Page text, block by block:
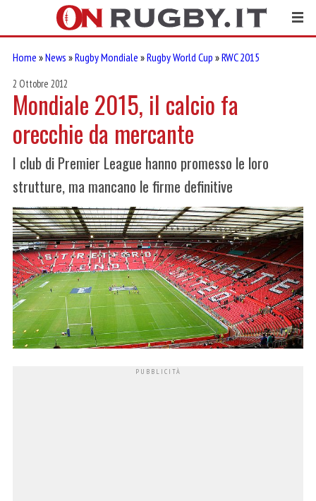
Home »News »Rugby Mondiale »Rugby World Cup »RWC 2015
2 Ottobre 2012
Mondiale 2015, il calcio fa
orecchie da mercante
I club di Premier League hanno promesso le loro
strutture, ma mancano le firme definitive